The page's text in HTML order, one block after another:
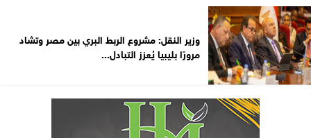
وزير النقل: مشروع الربط البري بين مصر وتشاد
مرورًا بليبيا يُعزز التبادل...